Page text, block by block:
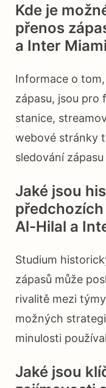
Kde je
přenos
a Inter
Informace o
zápasu, jsou pro
stanice,
webové stránky
sledování
Jaké jsou
Al-Hilal a
Studium
zápasů může
rivalitě mezi
možných
minulosti
Jaké jsou